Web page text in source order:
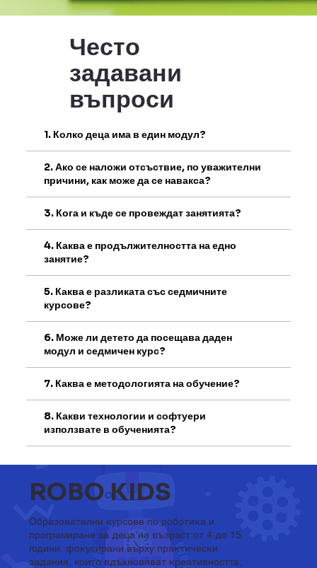
Често
задавани
въпроси
1. Колко деца има в един модул?
2. Ако се наложи отсъствие, по уважителни
причини, как може да се навакса?
3. Кога и къде се провеждат занятията?
4. Каква е продължителността на едно
занятие?
5. Каква е разликата със седмичните
курсове?
6. Може ли детето да посещава даден
модул и седмичен курс?
7. Каква е методологията на обучение?
8. Какви технологии и софтуери
използвате в обученията?
ROBO KIDS
Образователни курсове по роботика и
програмиране за деца на възраст от 4 до 15
години, фокусирани върху практически
задания, които вдъхновяват креативността,